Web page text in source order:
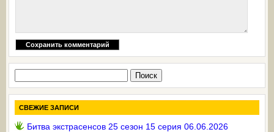
СВЕЖИЕ ЗАПИСИ
Битва экстрасенсов 25 сезон 15 серия 06.06.2026